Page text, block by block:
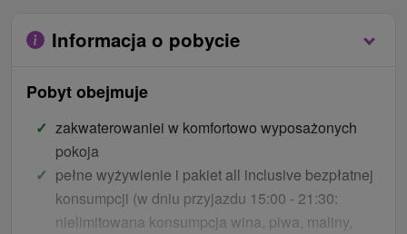
Informacja o pobycie
Pobyt obejmuje
zakwaterowaniei w komfortowo wyposażonych
pokoja
pełne wyżywienie i pakiet all inclusive bezpłatnej
konsumpcji (w dniu przyjazdu 15:00 - 21:30:
nielimitowana konsumpcja wina, piwa, maliny,